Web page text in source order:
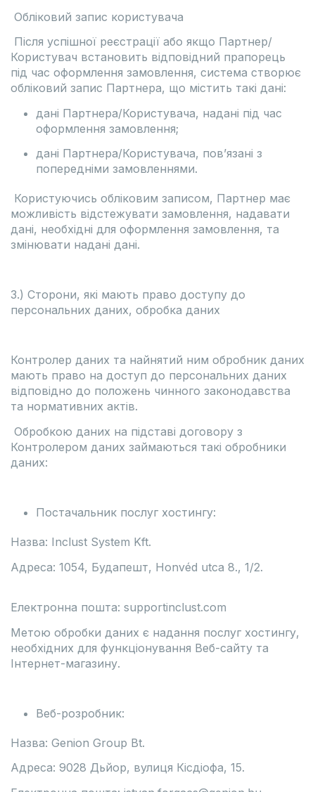
Обліковий запис користувача
Після успішної реєстрації або якщо Партнер/
Користувач встановить відповідний прапорець
під час оформлення замовлення, система створює
обліковий запис Партнера, що містить такі дані:
дані Партнера/Користувача, надані під час
оформлення замовлення;
дані Партнера/Користувача, пов’язані з
попередніми замовленнями.
Користуючись обліковим записом, Партнер має
можливість відстежувати замовлення, надавати
дані, необхідні для оформлення замовлення, та
змінювати надані дані.
3.) Сторони, які мають право доступу до
персональних даних, обробка даних
Контролер даних та найнятий ним обробник даних
мають право на доступ до персональних даних
відповідно до положень чинного законодавства
та нормативних актів.
Обробкою даних на підставі договору з
Контролером даних займаються такі обробники
даних:
Постачальник послуг хостингу:
Назва: Inclust System Kft.
Адреса: 1054, Будапешт, Honvéd utca 8., 1/2.
Електронна пошта: supportinclust.com
Метою обробки даних є надання послуг хостингу,
необхідних для функціонування Веб-сайту та
Інтернет-магазину.
Веб-розробник:
Назва: Genion Group Bt.
Адреса: 9028 Дьйор, вулиця Кісдіофа, 15.